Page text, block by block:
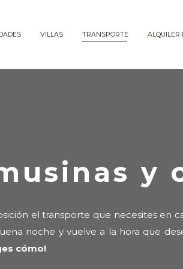
VILLAS TRANSPORTE ALQUILER
y
el transporte que necesites en
noche y vuelve a la hora que
cómo!